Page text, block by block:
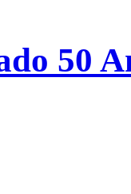
50